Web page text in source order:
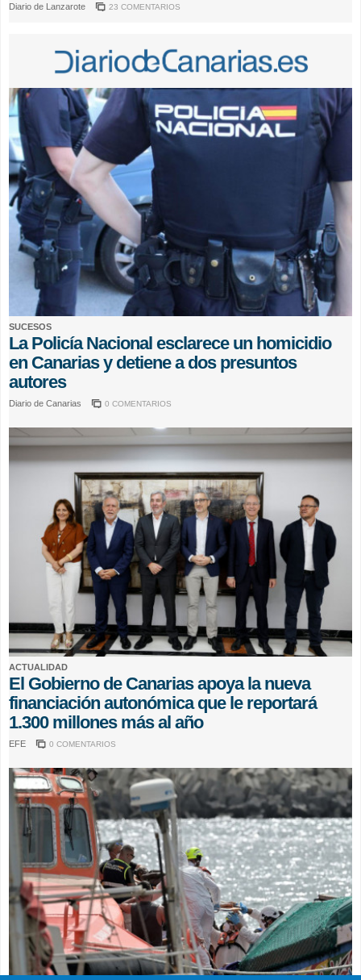
Diario de Lanzarote 23 COMENTARIOS
SUCESOS
La Policía Nacional esclarece un homicidio
en Canarias y detiene a dos presuntos
autores
Diario de Canarias 0 COMENTARIOS
ACTUALIDAD
El Gobierno de Canarias apoya la nueva
financiación autonómica que le reportará
1.300 millones más al año
EFE 0 COMENTARIOS